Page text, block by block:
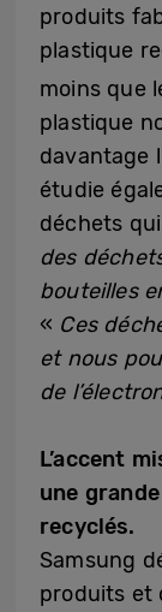
produits
plastique
moins que
plastique
davantage
étudie
déchets
des
bouteilles
« Ces
et nous
de
L’accent
une
recyclés.
Samsung
produits et